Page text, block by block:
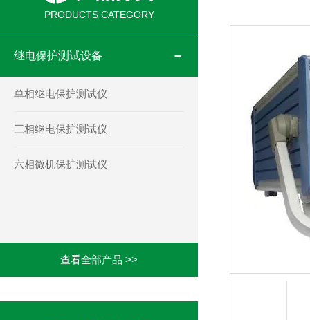
PRODUCTS CATEGORY
继电保护测试设备
单相继电保护测试仪
三相继电保护测试仪
六相微机保护测试仪
查看全部产品 >>